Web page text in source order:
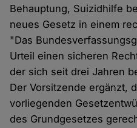
Behauptung, Suizidhilfe
neues Gesetz in einem
"Das
Urteil einen sicheren
der sich seit drei Jahren
Der Vorsitzende ergänzt,
vorliegenden
des Grundgesetzes